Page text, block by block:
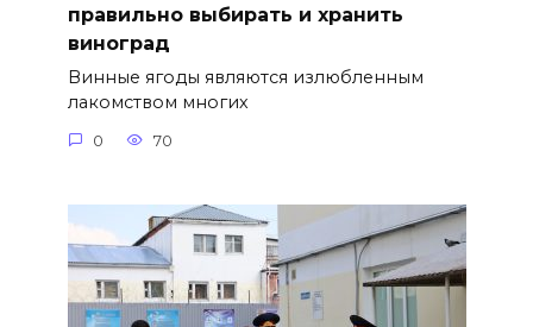
правильно выбирать и хранить
виноград
Винные ягоды являются излюбленным
лакомством многих
0 70